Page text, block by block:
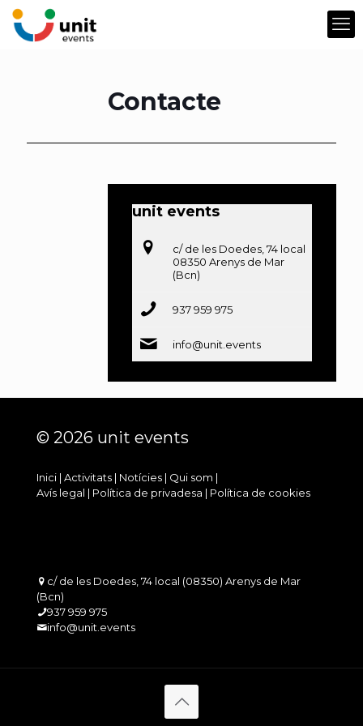
Contacte
unit events
c/ de les Doedes, 74 local
08350 Arenys de Mar
(Bcn)
937 959 975
info@unit.events
© 2026 unit events
Inici | Activitats | Notícies | Qui som |
Avís legal | Política de privadesa | Política de cookies
c/ de les Doedes, 74 local (08350) Arenys de Mar
(Bcn)
937 959 975
info@unit.events